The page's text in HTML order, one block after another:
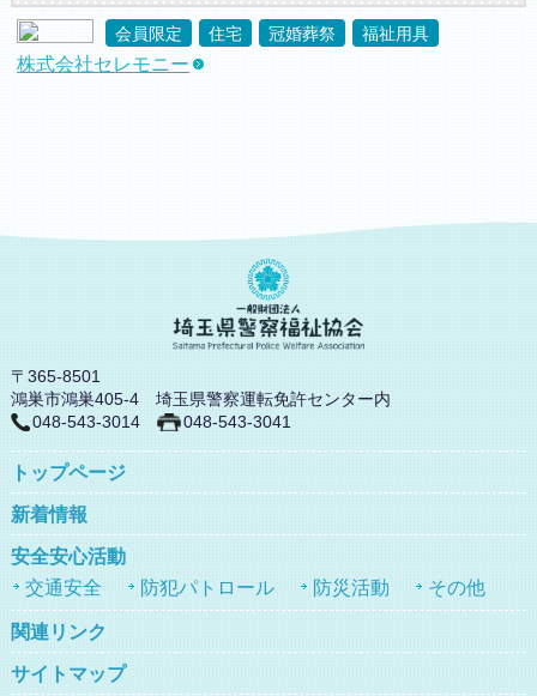
会員限定 住宅 冠婚葬祭 福祉用具
株式会社セレモニー
〒365-8501
鴻巣市鴻巣405-4 埼玉県警察運転免許センター内
048-543-3014
048-543-3041
トップページ
新着情報
安全安心活動
交通安全
防犯パトロール 防災活動 その他
関連リンク
サイトマップ